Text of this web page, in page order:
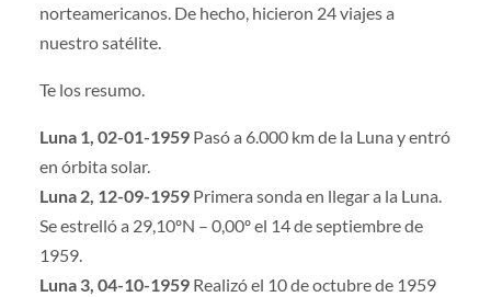
norteamericanos. De hecho, hicieron 24 viajes a
nuestro satélite.
Te los resumo.
Luna 1, 02-01-1959Pasó a 6.000 km de la Luna y entró
en órbita solar.
Luna 2, 12-09-1959 Primera sonda en llegar a la Luna.
Se estrelló a 29,10ºN – 0,00º el 14 de septiembre de
1959.
Luna 3, 04-10-1959Realizó el 10 de octubre de 1959